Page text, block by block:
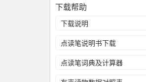
下载帮助
下载说明
点读笔说明书下载
点读笔词典及计算器